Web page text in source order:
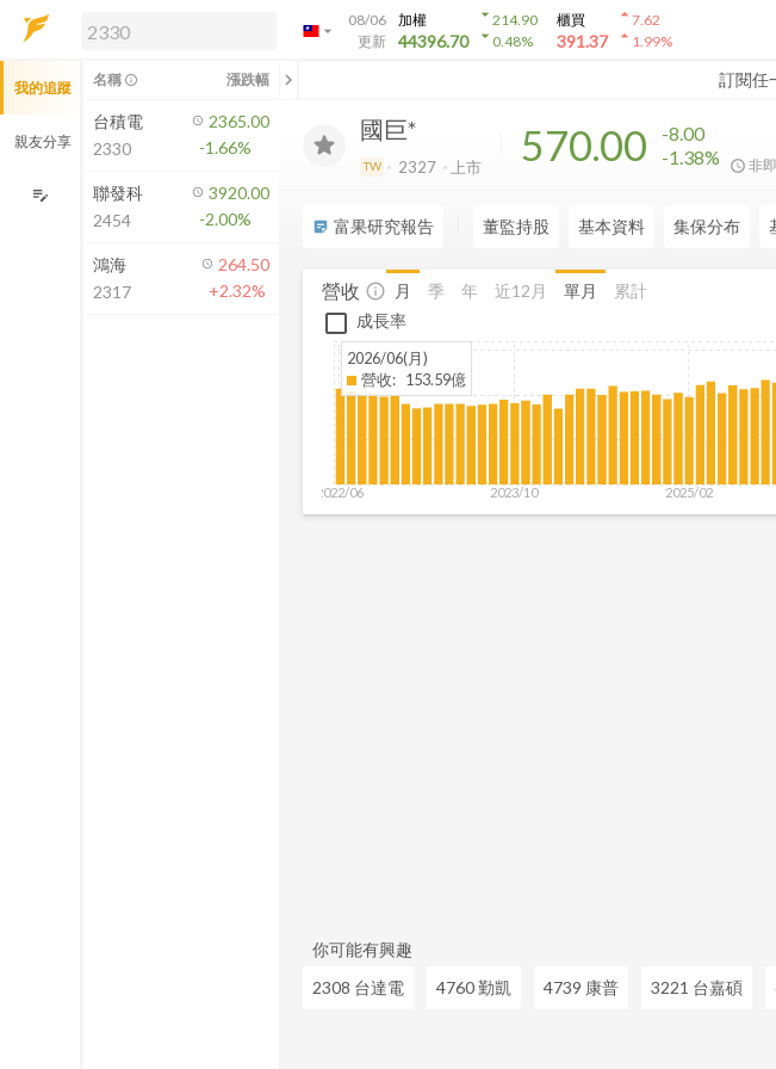
arrow_drop_down
08/06
更新
加權
44396.70
arrow_drop_down214.90
arrow_drop_down0.48%
櫃買
391.37
arrow_drop_up7.62
arrow_drop_up1.99%
訂閱任
解鎖即時行情及進階功能
方案」，即可解鎖以下功能：
即時行情
即時市況與排行
成交金額熱力圖
前往方案訂閱
如何綁定合作券商
國巨*
TW 2327 上市 570.00
-8.00
-1.38%
非
sticky_note_2 富果研究報告 董監持股 基本資料 集保分布
營收 info_outline 月 季 年 近12月 單月
累計
成長率
2022/06 2023/10 2025/02
2026/06(月)
營收: 153.59億
你可能有興趣
2308 台達電
4760 勤凱 4739 康普 3221 台嘉碩
我的追蹤
親友分享
edit_note
名稱 info_outline 漲跌幅 chevron_left
台積電
2330
2365.00
-1.66%
聯發科
2454
3920.00
-2.00%
鴻海
2317
264.50
+2.32%